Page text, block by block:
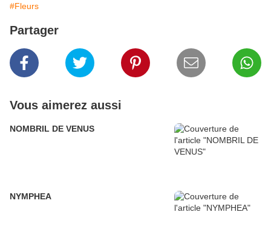
#Fleurs
Partager
Vous aimerez aussi
NOMBRIL DE VENUS
NYMPHEA